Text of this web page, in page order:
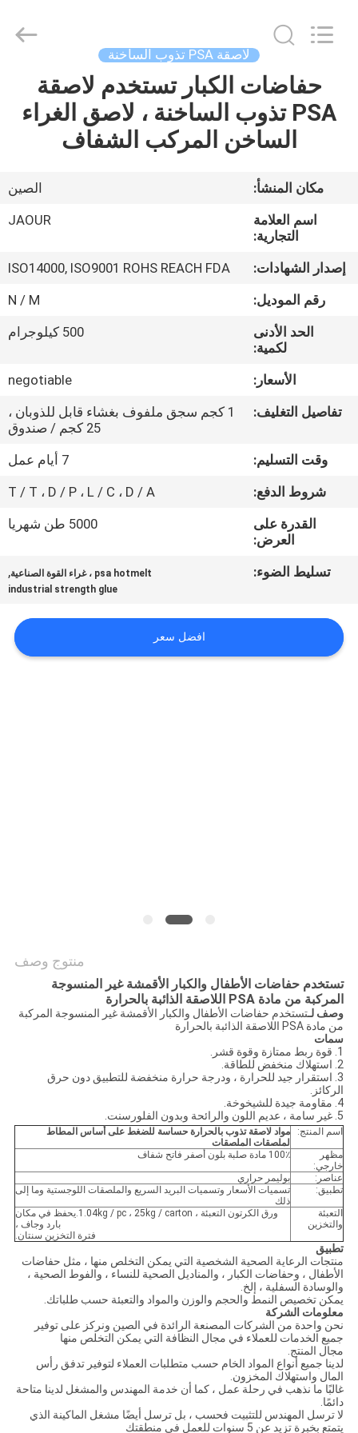
منتجات
معلومات
جولة
المصنع
مراقبة
الجودة
اتصل
أخبار
القضايا
عرض
أسعار
Adhesive
Products
لاصقة PSA تذوب الساخنة
حفاضات الكبار تستخدم لاصقة
PSA تذوب الساخنة ، لاصق الغراء
الساخن المركب الشفاف
مكان المنشأ:
الصين
اسم العلامة
التجارية:
JAOUR
إصدار الشهادات:
ISO14000, ISO9001 ROHS REACH FDA
رقم الموديل:
N / M
الحد الأدنى
لكمية:
500 كيلوجرام
الأسعار:
negotiable
تفاصيل التغليف:
1 كجم سجق ملفوف بغشاء قابل للذوبان ،
25 كجم / صندوق
وقت التسليم:
7 أيام عمل
شروط الدفع:
T / T ، D / P ، L / C ، D / A
القدرة على
العرض:
5000 طن شهريا
تسليط الضوء: psa hotmelt ، غراء القوة الصناعية ,
industrial strength glue
افضل سعر
منتوج وصف
تستخدم حفاضات الأطفال والكبار الأقمشة غير المنسوجة
المركبة من مادة PSA اللاصقة الذائبة بالحرارة
وصف لـتستخدم حفاضات الأطفال والكبار الأقمشة غير المنسوجة المركبة
من مادة PSA اللاصقة الذائبة بالحرارة
سمات
1. قوة ربط ممتازة وقوة قشر.
2. استهلاك منخفض للطاقة.
3. استقرار جيد للحرارة ، ودرجة حرارة منخفضة للتطبيق دون حرق
الركائز.
4. مقاومة جيدة للشيخوخة.
5. غير سامة ، عديم اللون والرائحة وبدون الفلورسنت.
اسم المنتج:
مواد لاصقة تذوب بالحرارة حساسة للضغط على أساس المطاط
لملصقات الملصقات
مظهر
خارجي:
100٪ مادة صلبة بلون أصفر فاتح شفاف
عناصر:
بوليمر حراري
تطبيق:
تسميات الأسعار وتسميات البريد السريع والملصقات اللوجستية وما إلى
ذلك
التعبئة
والتخزين
ورق الكرتون التعبئة ، 1.04kg / pc ، 25kg / carton.يحفظ في مكان
بارد وجاف ،
فترة التخزين سنتان.
تطبيق
منتجات الرعاية الصحية الشخصية التي يمكن التخلص منها ، مثل حفاضات
الأطفال ، وحفاضات الكبار ، والمناديل الصحية للنساء ، والفوط الصحية ،
والوسادة السفلية ، إلخ.
يمكن تخصيص النمط والحجم والوزن والمواد والتعبئة حسب طلباتك.
معلومات الشركة
نحن واحدة من الشركات المصنعة الرائدة في الصين ونركز على توفير
جميع الخدمات للعملاء في مجال النظافة التي يمكن التخلص منها
مجال المنتج.
لدينا جميع أنواع المواد الخام حسب متطلبات العملاء لتوفير تدفق رأس
المال واستهلاك المخزون.
غالبًا ما نذهب في رحلة عمل ، كما أن خدمة المهندس والمشغل لدينا متاحة
دائمًا.
لا ترسل المهندس للتثبيت فحسب ، بل ترسل أيضًا مشغل الماكينة الذي
يتمتع بخبرة تزيد عن 5 سنوات للعمل في منطقتك